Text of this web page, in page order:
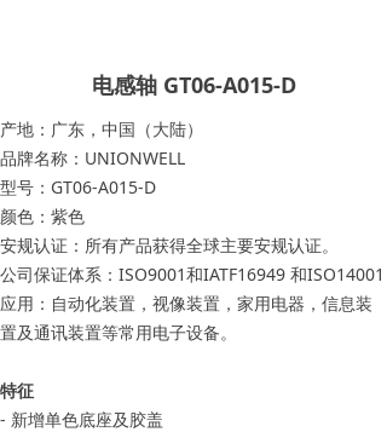
电感轴 GT06-A015-D
产地：广东，中国（大陆）
品牌名称：UNIONWELL
型号：GT06-A015-D
颜色：紫色
安规认证：所有产品获得全球主要安规认证。
公司保证体系：ISO9001和IATF16949 和ISO14001
应用：自动化装置，视像装置，家用电器，信息装
置及通讯装置等常用电子设备。
特征
- 新增单色底座及胶盖